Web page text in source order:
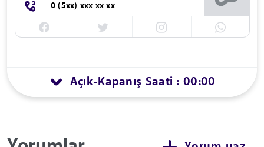
0 (5xx) xxx xx xx
Açık-Kapanış Saati : 00:00